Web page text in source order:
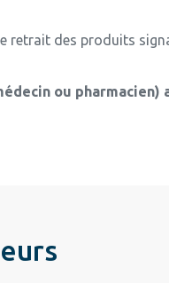
retrait des produits
ou pharmacien)